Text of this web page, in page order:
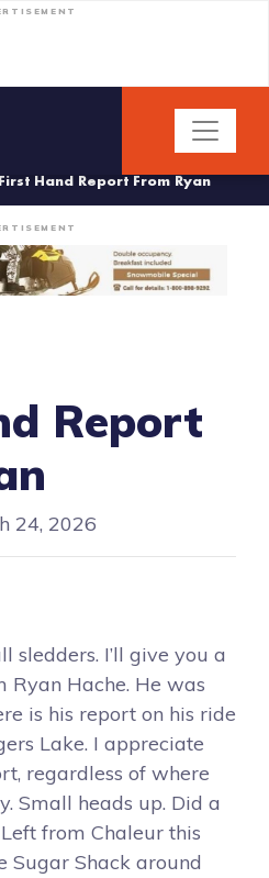
First Hand Report From Ryan
Report
24, 2026
I’ll give you a
Ryan Hache. He was
is his report on his ride
Lake. I appreciate
regardless of where
Small heads up. Did a
from Chaleur this
Sugar Shack around